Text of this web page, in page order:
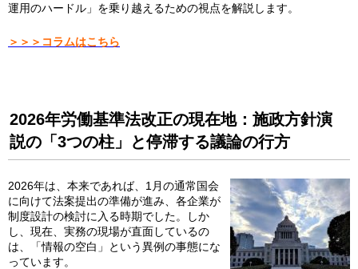
運用のハードル」を乗り越えるための視点を解説します。
＞＞＞コラムはこちら
2026年労働基準法改正の現在地：施政方針演
説の「3つの柱」と停滞する議論の行方
2026年は、本来であれば、1月の通常国会
に向けて法案提出の準備が進み、各企業が
制度設計の検討に入る時期でした。しか
し、現在、実務の現場が直面しているの
は、「情報の空白」という異例の事態にな
っています。